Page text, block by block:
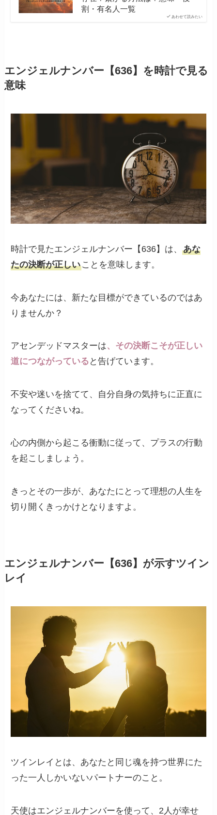
あわせて読みたい
割・有名人一覧
エンジェルナンバー【636】を時計で見る
意味
時計で見たエンジェルナンバー【636】は、あな
たの決断が正しいことを意味します。
今あなたには、新たな目標ができているのではあ
りませんか？
アセンデッドマスターは、その決断こそが正しい
道につながっている と告げています。
不安や迷いを捨てて、自分自身の気持ちに正直に
なってくださいね。
心の内側から起こる衝動に従って、プラスの行動
を起こしましょう。
きっとその一歩が、あなたにとって理想の人生を
切り開くきっかけとなりますよ。
エンジェルナンバー【636】が示すツイン
レイ
ツインレイとは、あなたと同じ魂を持つ世界にた
った一人しかいないパートナーのこと。
天使はエンジェルナンバーを使って、2人が幸せ